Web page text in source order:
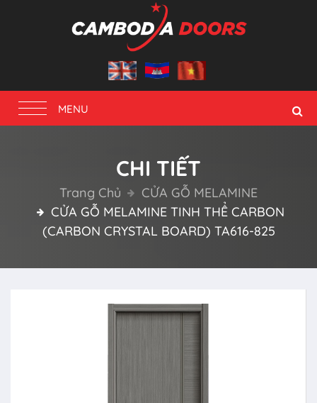
Toggle
navigation
MENU
CHI TIẾT
Trang Chủ
CỬA GỖ MELAMINE
CỬA GỖ MELAMINE TINH THỂ CARBON
(CARBON CRYSTAL BOARD) TA616-825